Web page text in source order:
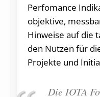
Perfomance
objektive,
Hinweise auf die
den Nutzen für
Projekte und
Die IOTA